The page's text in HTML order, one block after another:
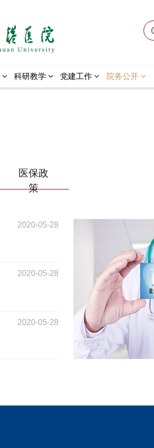
科研教学 党建工作 院务公开
2020-05-28
2020-05-28
2020-05-28
医保政
策